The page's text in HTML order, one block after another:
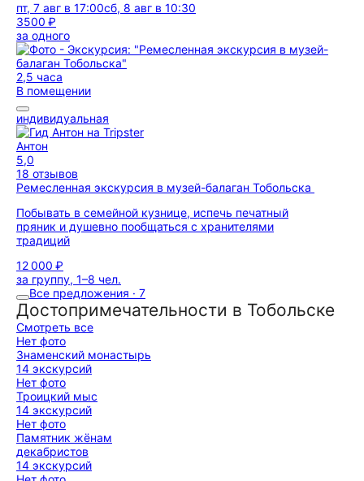
пт, 7 авг в 17:00сб, 8 авг в 10:30
3500 ₽
за одного
2,5 часа
В помещении
индивидуальная
Антон
5,0
18 отзывов
Ремесленная экскурсия в музей-балаган Тобольска
Побывать в семейной кузнице, испечь печатный
пряник и душевно пообщаться с хранителями
традиций
12 000 ₽
за группу, 1–8 чел.
Все предложения · 7
Достопримечательности в Тобольске
Смотреть все
Нет фото
Знаменский монастырь
14 экскурсий
Нет фото
Троицкий мыс
14 экскурсий
Нет фото
Памятник жёнам
декабристов
14 экскурсий